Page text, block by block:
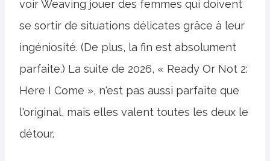
voir Weaving jouer des femmes qui doivent
se sortir de situations délicates grâce à leur
ingéniosité. (De plus, la fin est absolument
parfaite.) La suite de 2026, « Ready Or Not 2:
Here I Come », n'est pas aussi parfaite que
l'original, mais elles valent toutes les deux le
détour.